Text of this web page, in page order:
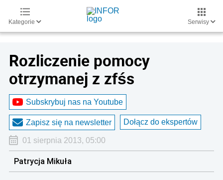
Kategorie Serwisy
Rozliczenie pomocy
otrzymanej z zfśs
Subskrybuj nas na Youtube
Zapisz się na newsletter Dołącz do ekspertów
01 sierpnia 2013, 05:00
Patrycja Mikuła